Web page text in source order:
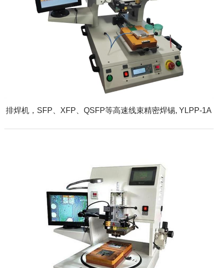
排焊机，SFP、XFP、QSFP等高速线束精密焊锡, YLPP-1A